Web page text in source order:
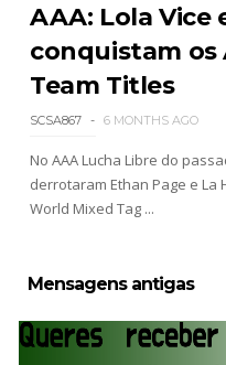
WWE Monday Night
Unknown- Jul 28 2026
Unknown-Jul 27 2026
Unknown-Jul 26 2026
AAA: Lola Vice
conquistam os
Team Titles
SCSA867 6 MONTHS AGO
No AAA Lucha Libre do
derrotaram Ethan Page e La
World Mixed Tag ...
Mensagens antigas